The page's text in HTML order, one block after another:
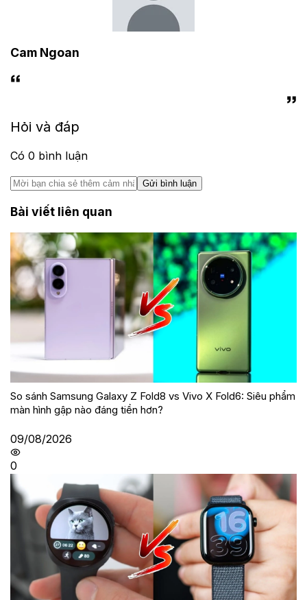
Cam Ngoan
Hỏi và đáp
Có 0 bình luận
Gửi bình luận
Bài viết liên quan
So sánh Samsung Galaxy Z Fold8 vs Vivo X Fold6: Siêu phẩm
màn hình gập nào đáng tiền hơn?
09/08/2026
0